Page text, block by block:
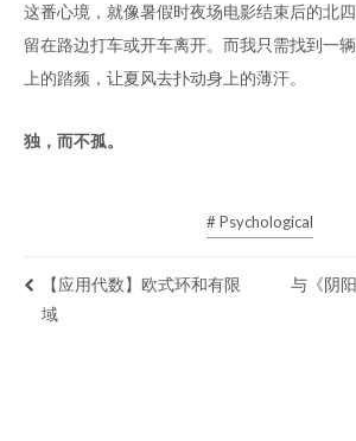
这番心境，就像暑假时夜场电影结束后的北
留在路边打车或开车离开。而我只需找到一
上的踏频，让夏风去扑动身上的薄汗。
独，而不孤。
# Psychological
【应用代数】欧式环和有限
域
与《阴